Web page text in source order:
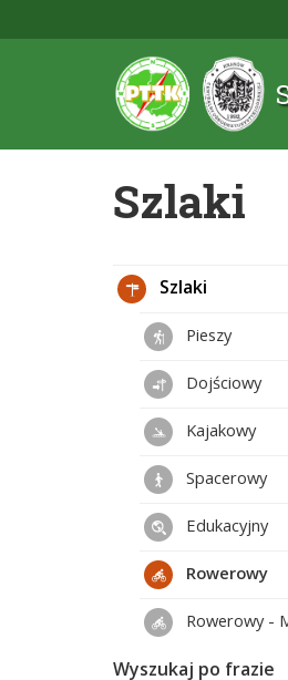
Szlaki
Szlaki
Pieszy
Dojściowy
Kajakowy
Spacerowy
Edukacyjny
Rowerowy
Rowerowy -
Wyszukaj po frazie